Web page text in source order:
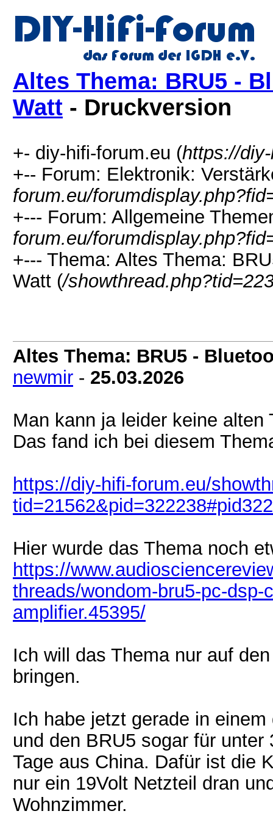
Altes Thema: BRU5 -
Watt - Druckversion
+- diy-hifi-forum.eu (https://
+-- Forum: Elektronik:
forum.eu/
+--- Forum: Allgemeine
forum.eu/
+--- Thema: Altes Thema:
Watt (/
Altes Thema: BRU5 -
newmir - 25.03.2026
Man kann ja leider keine
Das fand ich bei diesem
https://diy-hifi-forum.eu/
Hier wurde das Thema noch
https://
threads/wondom-bru5-pc-
amplifier.45395/
Ich will das Thema nur auf
bringen.
Ich habe jetzt gerade in
und den BRU5 sogar für
Tage aus China. Dafür ist die
nur ein 19Volt Netzteil dran
Wohnzimmer.